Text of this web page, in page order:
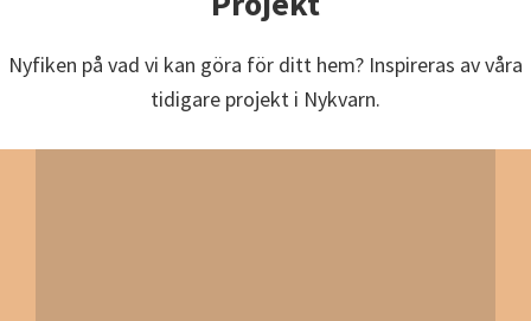
Nyfiken på vad vi kan göra för ditt hem? Inspireras av våra
tidigare projekt i Nykvarn.